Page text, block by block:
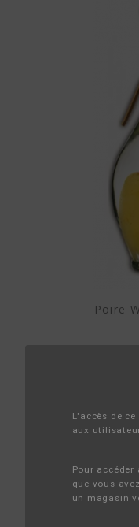
L'accès de
aux
Pour
que vous
un magasin
Poire